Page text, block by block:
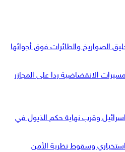
الصواريخ والطائرات فوق أجوائها
الانقضاضية ردا على المجازر
وقرب نهاية حكم الذيول في
وسقوط نظرية الأمن